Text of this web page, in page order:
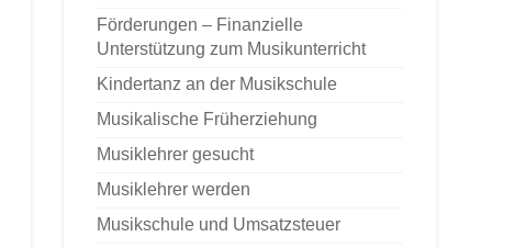
Förderungen – Finanzielle
Unterstützung zum Musikunterricht
Kindertanz an der Musikschule
Musikalische Früherziehung
Musiklehrer gesucht
Musiklehrer werden
Musikschule und Umsatzsteuer